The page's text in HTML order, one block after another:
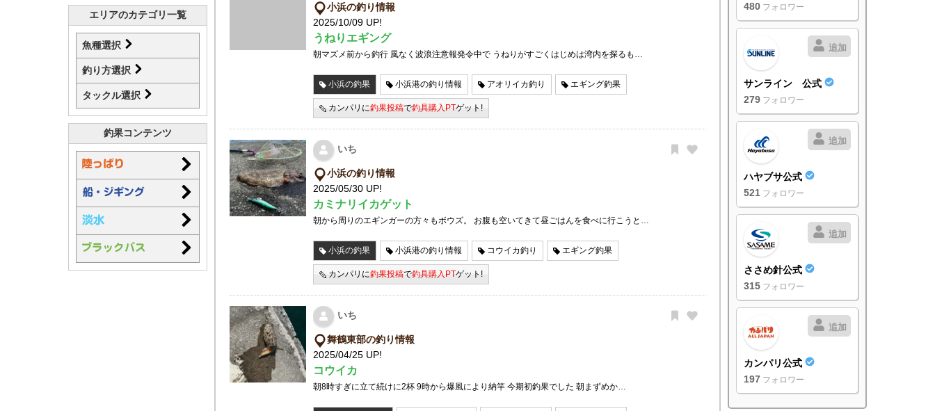
エリアのカテゴリ一覧
魚種選択
釣り方選択
タックル選択
釣果コンテンツ
小浜の釣り情報
2025/10/09 UP!
うねりエギング
朝マズメ前から釣行 風なく波浪注意報発令中で うねりがすごくはじめは湾内を探るも…
小浜の釣果 小浜港の釣り情報 アオリイカ釣り エギング釣果
カンパリに釣果投稿で釣具購入PTゲット!
いち
小浜の釣り情報
2025/05/30 UP!
カミナリイカゲット
朝から周りのエギンガーの方々もボウズ。 お腹も空いてきて昼ごはんを食べに行こうと…
小浜の釣果 小浜港の釣り情報 コウイカ釣り エギング釣果
カンパリに釣果投稿で釣具購入PTゲット!
いち
舞鶴東部の釣り情報
2025/04/25 UP!
コウイカ
朝8時すぎに立て続けに2杯 9時から爆風により納竿 今期初釣果でした 朝まずめか…
480 フォロワー
追加
サンライン 公式
279 フォロワー
追加
ハヤブサ公式
521 フォロワー
追加
ささめ針公式
315 フォロワー
追加
カンパリ公式
197 フォロワー